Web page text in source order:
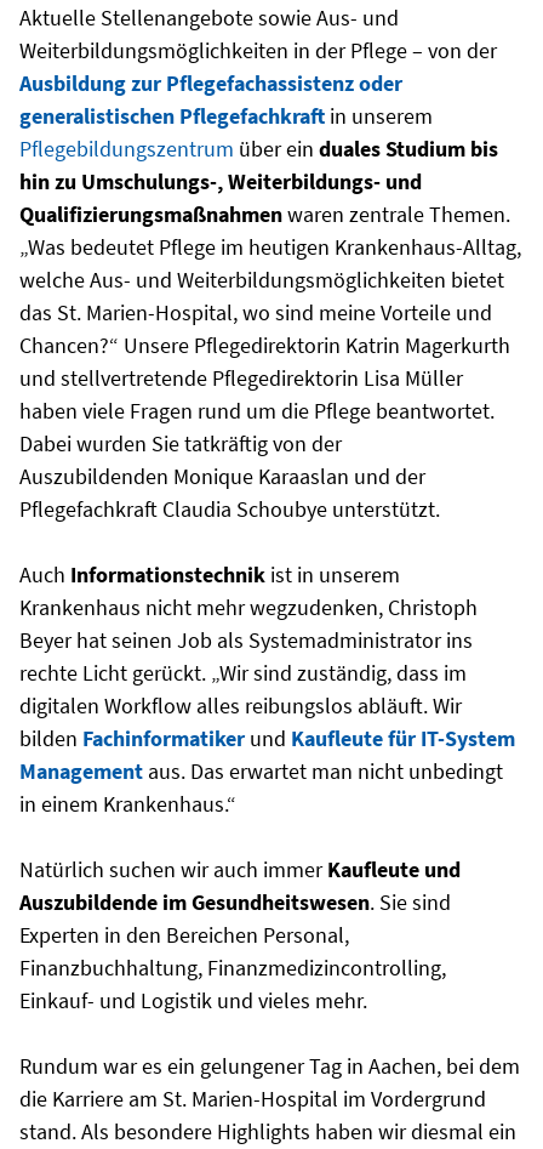
Aktuelle Stellenangebote sowie Aus- und
Weiterbildungsmöglichkeiten in der Pflege – von der
Ausbildung zur Pflegefachassistenz oder
generalistischen Pflegefachkraft in unserem
Pflegebildungszentrum über ein duales Studium bis
hin zu Umschulungs-, Weiterbildungs- und
Qualifizierungsmaßnahmenwaren zentrale Themen.
„Was bedeutet Pflege im heutigen Krankenhaus-Alltag,
welche Aus- und Weiterbildungsmöglichkeiten bietet
das St. Marien-Hospital, wo sind meine Vorteile und
Chancen?“ Unsere Pflegedirektorin Katrin Magerkurth
und stellvertretende Pflegedirektorin Lisa Müller
haben viele Fragen rund um die Pflege beantwortet.
Dabei wurden Sie tatkräftig von der
Auszubildenden Monique Karaaslan und der
Pflegefachkraft Claudia Schoubye unterstützt.
Auch Informationstechnik ist in unserem
Krankenhaus nicht mehr wegzudenken, Christoph
Beyer hat seinen Job als Systemadministrator ins
rechte Licht gerückt. „Wir sind zuständig, dass im
digitalen Workflow alles reibungslos abläuft. Wir
bilden Fachinformatiker und Kaufleute für IT-System
Management aus. Das erwartet man nicht unbedingt
in einem Krankenhaus.“
Natürlich suchen wir auch immerKaufleute und
Auszubildende im Gesundheitswesen. Sie sind
Experten in den Bereichen Personal,
Finanzbuchhaltung, Finanzmedizincontrolling,
Einkauf- und Logistik und vieles mehr.
Rundum war es ein gelungener Tag in Aachen, bei dem
die Karriere am St. Marien-Hospital im Vordergrund
stand. Als besondere Highlights haben wir diesmal ein